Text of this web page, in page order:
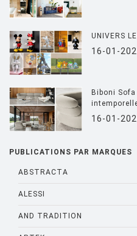
UNIVERS
16-01-
Biboni
16-01-
PUBLICATIONS PAR MARQUES
ABSTRACTA
ALESSI
AND TRADITION